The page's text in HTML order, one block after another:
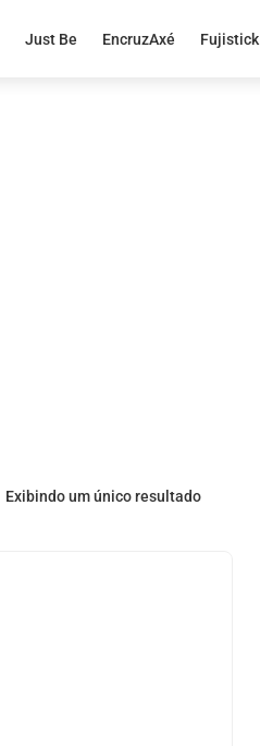
Just Be EncruzAxé Fujistick
Exibindo um único resultado